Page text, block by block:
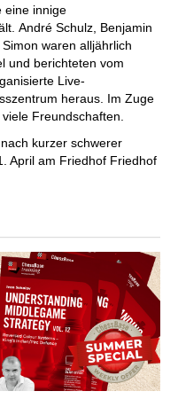
eine innige
André Schulz, Benjamin
waren alljährlich
und berichteten vom
Live-
heraus. Im Zuge
Freundschaften.
kurzer schwerer
April am Friedhof Friedhof